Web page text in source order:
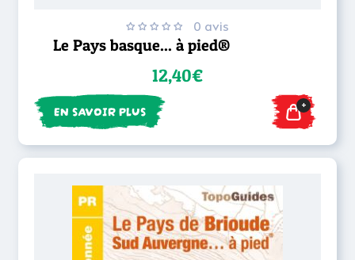
0 avis
Le Pays basque... à pied®
12,40€
EN SAVOIR PLUS +